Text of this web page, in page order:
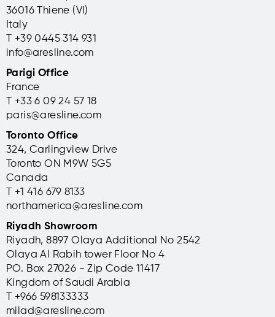
36016 Thiene (VI)
Italy
T +39 0445 314 931
info@aresline.com
Parigi Office
France
T +33 6 09 24 57 18
paris@aresline.com
Toronto Office
324, Carlingview Drive
Toronto ON M9W 5G5
Canada
T +1 416 679 8133
northamerica@aresline.com
Riyadh Showroom
Riyadh, 8897 Olaya Additional No 2542
Olaya Al Rabih tower Floor No 4
PO. Box 27026 - Zip Code 11417
Kingdom of Saudi Arabia
T +966 598133333
milad@aresline.com